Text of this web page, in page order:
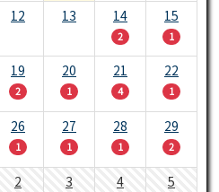
12 13 14
2
15
1
19
2
20
1
21
4
22
1
26
1
27
1
28
1
29
2
2 3 4 5